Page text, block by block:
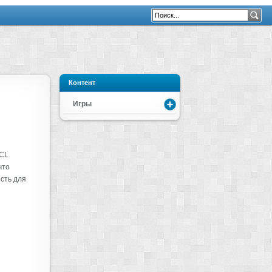
для
Контент
Игры